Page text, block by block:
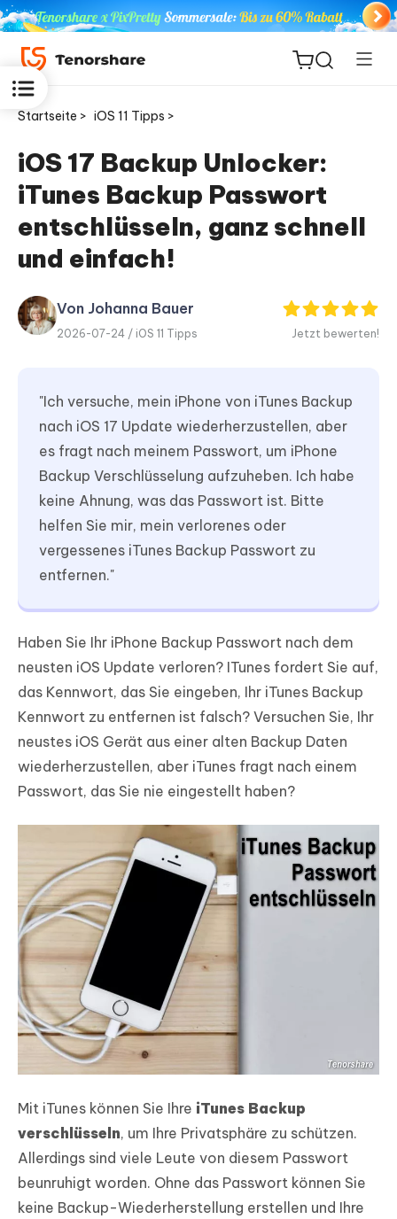
ReiBoot
for iOS
PDNob
Editor
Startseite > iOS 11 Tipps >
iOS 17 Backup Unlocker:
iTunes Backup Passwort
entschlüsseln, ganz schnell
und einfach!
Von Johanna Bauer
2026-07-24 / iOS 11 Tipps Jetzt bewerten!
"Ich versuche, mein iPhone von iTunes Backup
nach iOS 17 Update wiederherzustellen, aber
es fragt nach meinem Passwort, um iPhone
Backup Verschlüsselung aufzuheben. Ich habe
keine Ahnung, was das Passwort ist. Bitte
helfen Sie mir, mein verlorenes oder
vergessenes iTunes Backup Passwort zu
entfernen."
Haben Sie Ihr iPhone Backup Passwort nach dem
neusten iOS Update verloren? ITunes fordert Sie auf,
das Kennwort, das Sie eingeben, Ihr iTunes Backup
Kennwort zu entfernen ist falsch? Versuchen Sie, Ihr
neustes iOS Gerät aus einer alten Backup Daten
wiederherzustellen, aber iTunes fragt nach einem
Passwort, das Sie nie eingestellt haben?
Mit iTunes können Sie Ihre iTunes Backup
verschlüsseln, um Ihre Privatsphäre zu schützen.
Allerdings sind viele Leute von diesem Passwort
beunruhigt worden. Ohne das Passwort können Sie
keine Backup-Wiederherstellung erstellen und Ihre